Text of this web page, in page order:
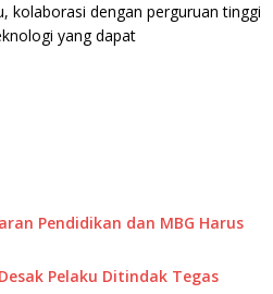
kolaborasi dengan perguruan tinggi
yang dapat
Pendidikan dan MBG Harus
Pelaku Ditindak Tegas